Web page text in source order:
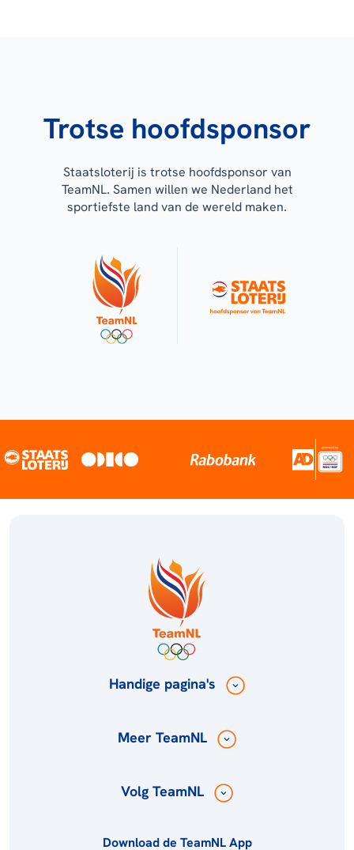
Trotse hoofdsponsor
Staatsloterij is trotse hoofdsponsor van
TeamNL. Samen willen we Nederland het
sportiefste land van de wereld maken.
Handige pagina's
Meer TeamNL
Volg TeamNL
Download de TeamNL App